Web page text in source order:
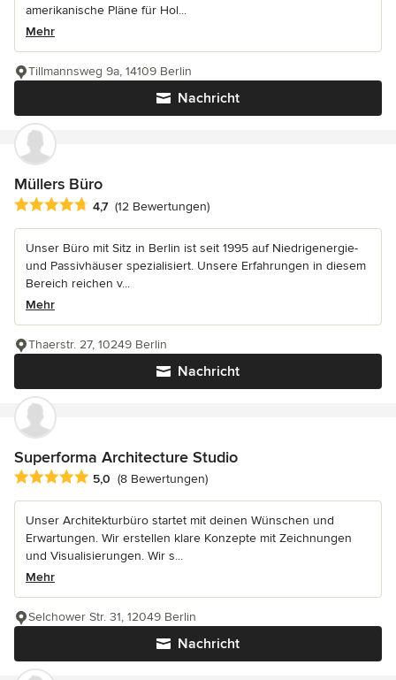
amerikanische Pläne für Hol...
Mehr
Nachricht
Tillmannsweg 9a, 14109 Berlin
Müllers Büro
Durchschnittliche Bewertung: 4.7 von 5 Sternen
4,7 (12 Bewertungen)
Unser Büro mit Sitz in Berlin ist seit 1995 auf Niedrigenergie-
und Passivhäuser spezialisiert. Unsere Erfahrungen in diesem
Bereich reichen v...
Mehr
Nachricht
Thaerstr. 27, 10249 Berlin
Superforma Architecture Studio
Durchschnittliche Bewertung: 5 von 5 Sternen
5,0 (8 Bewertungen)
Unser Architekturbüro startet mit deinen Wünschen und
Erwartungen. Wir erstellen klare Konzepte mit Zeichnungen
und Visualisierungen. Wir s...
Mehr
Nachricht
Selchower Str. 31, 12049 Berlin